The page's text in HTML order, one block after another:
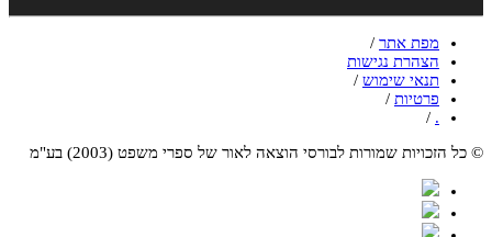
מפת אתר /
הצהרת נגישות
תנאי שימוש /
פרטיות /
.
/
© כל הזכויות שמורות לבורסי הוצאה לאור של ספרי משפט (2003) בע"מ